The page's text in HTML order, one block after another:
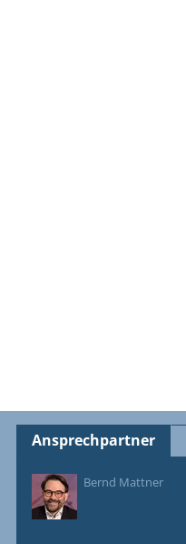
Ansprechpartner
Bernd Mattner